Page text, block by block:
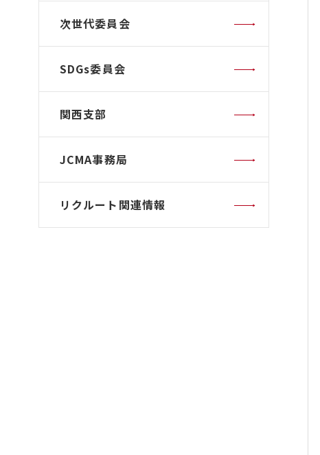
次世代委員会
SDGs委員会
関西支部
JCMA事務局
リクルート関連情報